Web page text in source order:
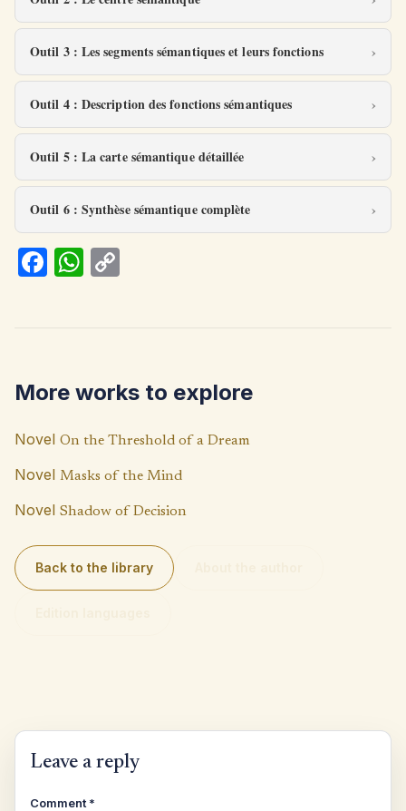
Outil 3 : Les segments sémantiques et leurs fonctions
Outil 4 : Description des fonctions sémantiques
Outil 5 : La carte sémantique détaillée
Outil 6 : Synthèse sémantique complète
Fa
k
W
p
p
Li
n
k
More works to explore
Novel On the Threshold of a Dream
Novel Masks of the Mind
Novel Shadow of Decision
Back to the library
Leave a reply
Comment *